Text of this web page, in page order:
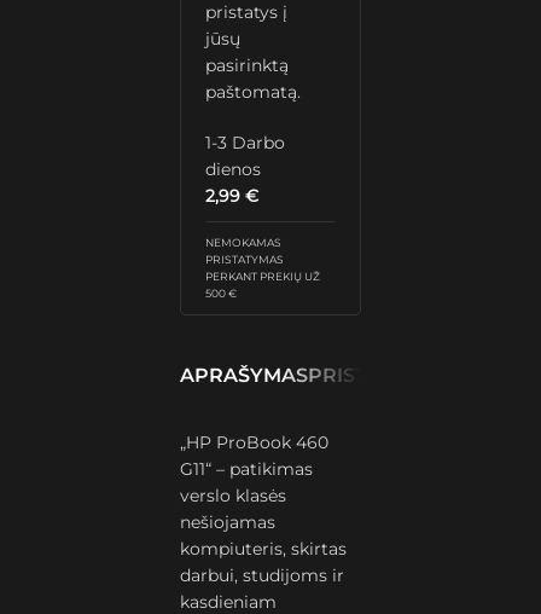
pristatys į
jūsų
pasirinktą
paštomatą.
1-3 Darbo
dienos
2,99€
NEMOKAMAS
PRISTATYMAS
PERKANT PREKIŲ UŽ
500 €
APRAŠYMASPRISTATYMAS IR
„HP ProBook 460
G11“ – patikimas
verslo klasės
nešiojamas
kompiuteris, skirtas
darbui, studijoms ir
kasdieniam